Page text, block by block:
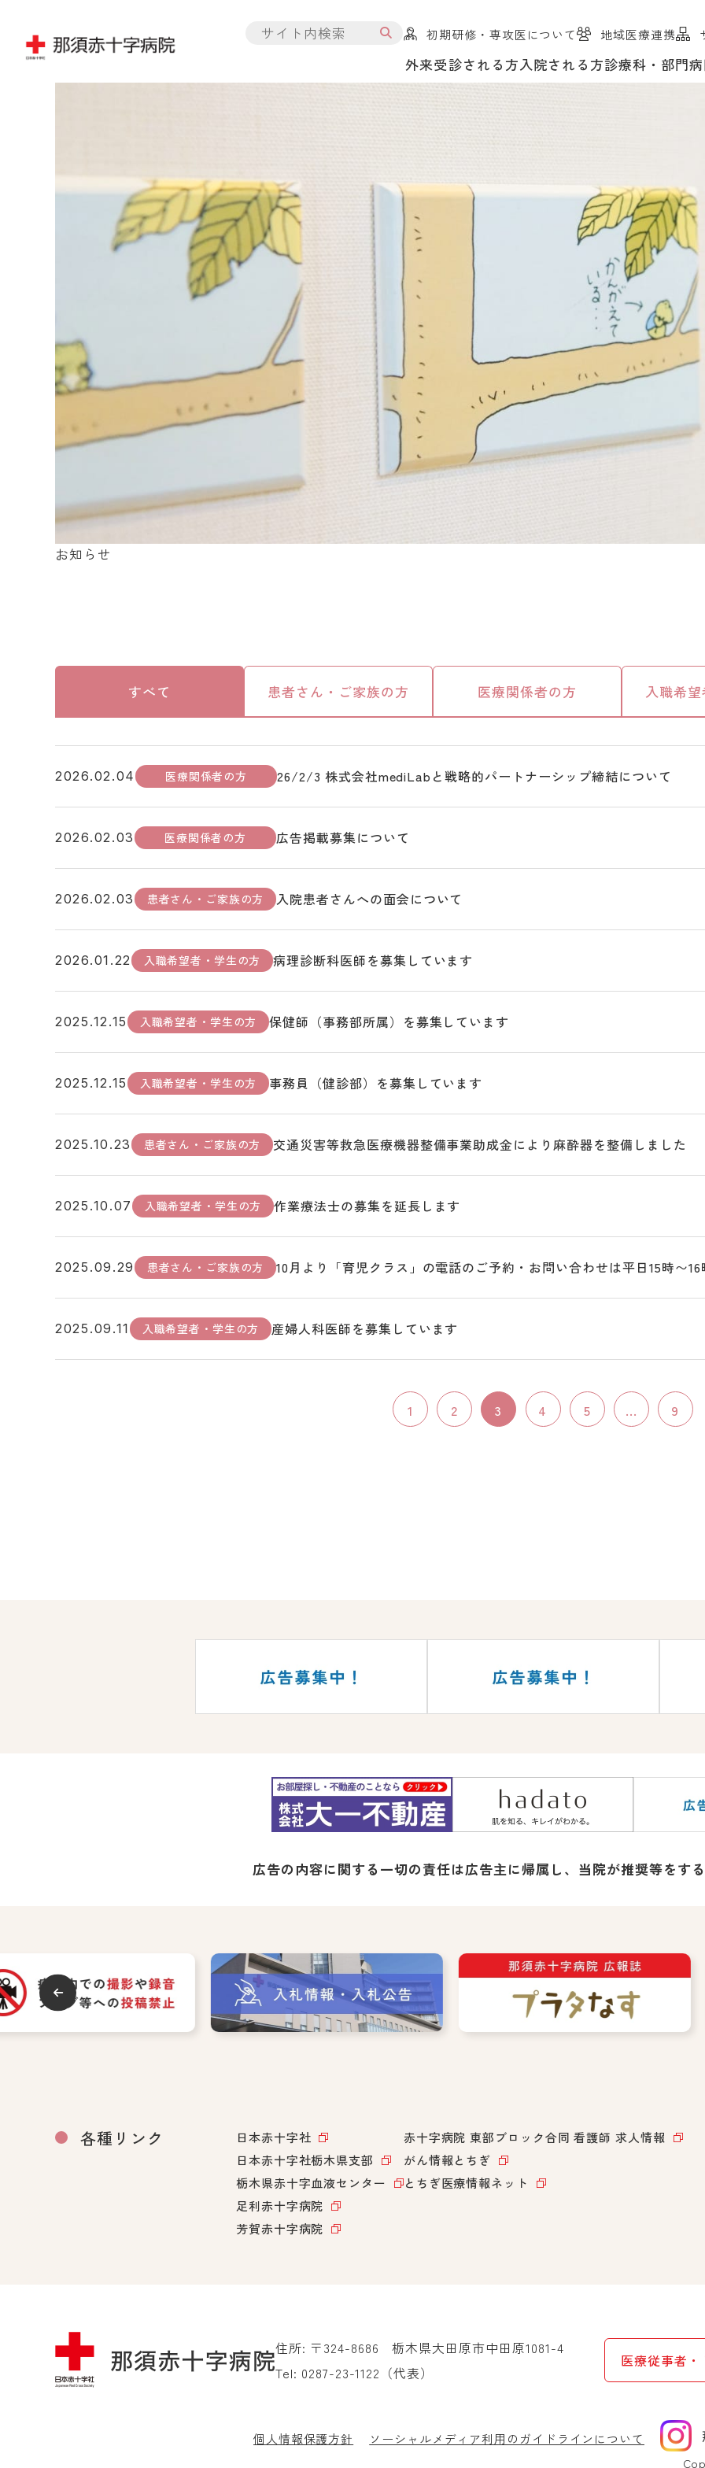
初期研修・専攻医について 地域医療連携
外来受診される方入院される方診療科・部門
お知らせ
すべて 患者さん・ご家族の方 医療関係者の方 入職希
2026.02.04 医療関係者の方 26/2/3 株式会社mediLabと戦略的パートナーシップ締結について
2026.02.03 医療関係者の方 広告掲載募集について
2026.02.03 患者さん・ご家族の方 入院患者さんへの面会について
2026.01.22 入職希望者・学生の方 病理診断科医師を募集しています
2025.12.15 入職希望者・学生の方 保健師（事務部所属）を募集しています
2025.12.15 入職希望者・学生の方 事務員（健診部）を募集しています
2025.10.23 患者さん・ご家族の方 交通災害等救急医療機器整備事業助成金により麻酔器を整備しました
2025.10.07 入職希望者・学生の方 作業療法士の募集を延長します
2025.09.29 患者さん・ご家族の方 10月より「育児クラス」の電話のご予約・お問い合わせは平日15時〜16
2025.09.11 入職希望者・学生の方 産婦人科医師を募集しています
1 2 3 4 5 ... 9
広告の内容に関する一切の責任は広告主に帰属し、 当院が推奨等をす
各種リンク
日本赤十字社
日本赤十字社栃木県支部
栃木県赤十字血液センター
足利赤十字病院
芳賀赤十字病院
赤十字病院 東部ブロック合同看護師 求人情報
がん情報とちぎ
とちぎ医療情報ネット
住所: 〒324-8686栃木県大田原市中田原1081-4
Tel: 0287-23-1122 （代表）
医療従事者
個人情報保護方針
ソーシャルメディア利用のガイドラインについて